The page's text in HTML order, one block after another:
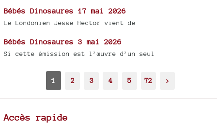
Bébés Dinosaures 17 mai 2026
Le Londonien Jesse Hector vient de
Bébés Dinosaures 3 mai 2026
Si cette émission est l’œuvre d’un seul
1 2 3 4 5 72 >
Accès rapide